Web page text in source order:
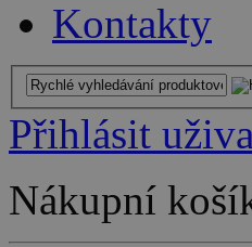
Kontakty
Přihlásit
Nákupní